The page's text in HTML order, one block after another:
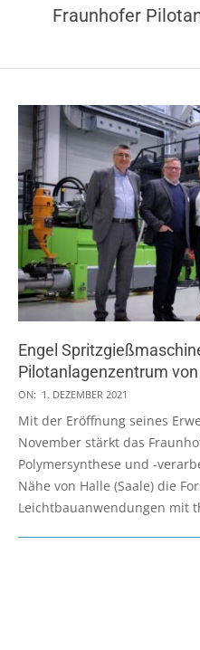
Fraunhofer
Engel
Pilotanlagenzentrum
2021-
12-
01
ON: 1. DEZEMBER 2021
Mit der Eröffnung seines
November stärkt das
Polymersynthese und -
Nähe von Halle (Saale) die
Leichtbauanwendungen mit